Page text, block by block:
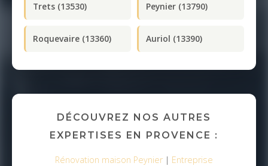
Trets (13530) Peynier (13790)
Roquevaire (13360) Auriol (13390)
DÉCOUVREZ NOS AUTRES
EXPERTISES EN PROVENCE :
Rénovation maison Peynier | Entreprise